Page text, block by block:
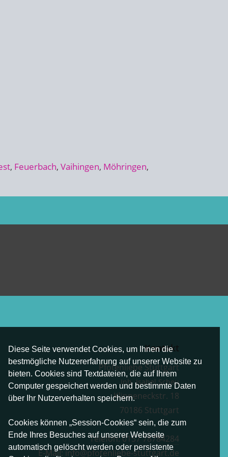
Diese Seite verwendet Cookies, um Ihnen die
bestmögliche Nutzererfahrung auf unserer Website zu
bieten. Cookies sind Textdateien, die auf Ihrem
Computer gespeichert werden und bestimmte Daten
über Ihr Nutzerverhalten speichern.
Cookies können „Session-Cookies“ sein, die zum
Ende Ihres Besuches auf unserer Webseite
automatisch gelöscht werden oder persistente
, Feuerbach, Vaihingen, Möhringen,
Kontakt
Pfotenliebe Stuttgart
Inh. Isabel Scheu
Klippeneckstr. 18
70186 Stuttgart
Telefon:0157 78784284
E-Mail:info@pfotenliebe-stuttgart.de